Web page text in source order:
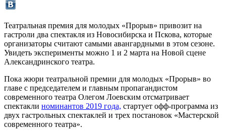
Театральная премия для молодых «Прорыв» привозит на
гастроли два спектакля из Новосибирска и Пскова, которые
организаторы считают самыми авангардными в этом сезоне.
Увидеть эксперименты можно 1 и 2 марта на Новой сцене
Александринского театра.
Пока жюри театральной премии для молодых «Прорыв» во
главе с председателем и главным пропагандистом
современного театра Олегом Лоевским отсматривает
спектакли номинантов 2019 года, стартует офф-программа из
двух гастрольных спектаклей и трех постановок «Мастерской
современного театра».